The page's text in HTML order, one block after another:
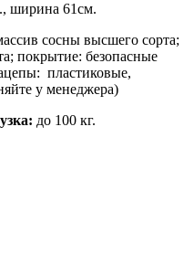
ширина 61см.
сосны высшего сорта;
покрытие: безопасные
пластиковые,
у менеджера)
до 100 кг.